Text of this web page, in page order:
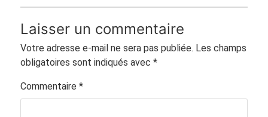
Laisser un commentaire
Votre adresse e-mail ne sera pas publiée. Les champs
obligatoires sont indiqués avec *
Commentaire *